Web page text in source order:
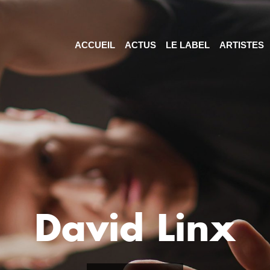
ACCUEIL ACTUS LE LABEL ARTISTES
David Linx